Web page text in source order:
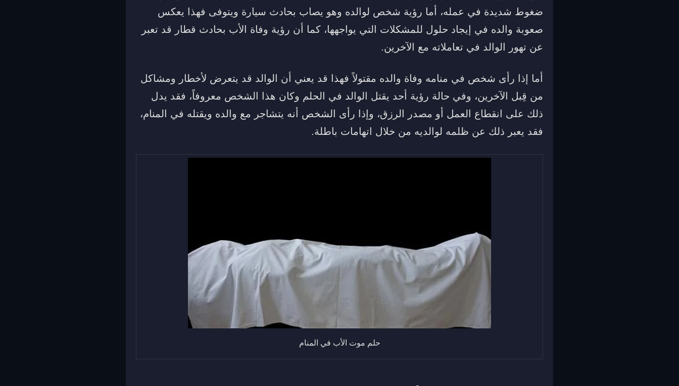
ضغوط شديدة في عمله، أما رؤية شخص لوالده وهو يصاب بحادث سيارة ويتوفى فهذا يعكس
صعوبة والده في إيجاد حلول للمشكلات التي يواجهها، كما أن رؤية وفاة الأب بحادث قطار قد تعبر
عن تهور الوالد في تعاملاته مع الآخرين.
أما إذا رأى شخص في منامه وفاة والده مقتولاً فهذا قد يعني أن الوالد قد يتعرض لأخطار ومشاكل
من قِبل الآخرين، وفي حالة رؤية أحد يقتل الوالد في الحلم وكان هذا الشخص معروفاً، فقد يدل
ذلك على انقطاع العمل أو مصدر الرزق، وإذا رأى الشخص أنه يتشاجر مع والده ويقتله في المنام،
فقد يعبر ذلك عن ظلمه لوالديه من خلال اتهامات باطلة.
حلم موت الأب في المنام